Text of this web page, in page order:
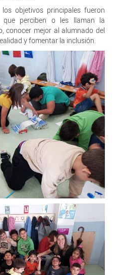
objetivos principales fueron
que perciben o les llaman la
conocer mejor al alumnado del
y fomentar la inclusión.